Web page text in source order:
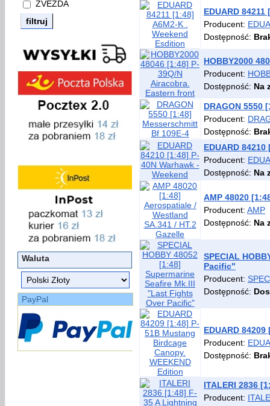
ZVEZDA
Waluta
PayPal
EDUARD
Producent:
Dostępność:
HOBBY2000
Producent:
Dostępność: Na
DRAGON 5550
Producent:
Dostępność:
EDUARD
Producent:
Dostępność: Na
AMP 48020
Producent: AMP
Dostępność: Na
SPECIAL
Pacific"
Producent:
Dostępność:
EDUARD
Producent:
Dostępność:
ITALERI 2836
Producent: